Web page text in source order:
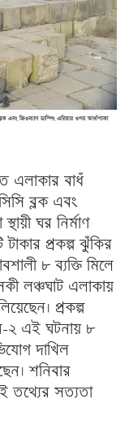
এলাকার বাধঁ
সিসি ব্লক এবং
ঘর নির্মাণ
প্রকল্প ঝুঁকির
৮ ব্যক্তি মিলে
লঞ্চঘাট এলাকায়
প্রকল্প
২ এই ঘটনায় ৮
দাখিল
শনিবার
তথ্যের সত্যতা